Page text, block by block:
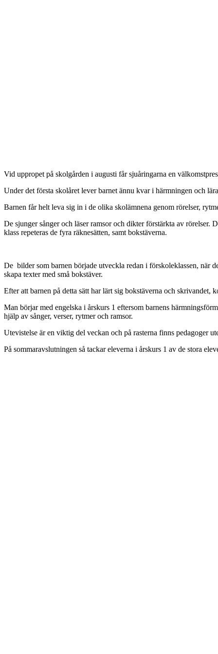
Vid uppropet på skolgården i augusti får sjuåringarna en
Under det första skolåret lever barnet ännu kvar i härmningen och
Barnen får helt leva sig in i de olika skolämnena genom rörelser,
De sjunger sånger och läser ramsor och dikter förstärkta av
klass repeteras de fyra räknesätten, samt bokstäverna.
De bilder som barnen började utveckla redan i förskoleklassen, när
skapa texter med små bokstäver.
Efter att barnen på detta sätt har lärt sig bokstäverna och skrivandet,
Man börjar med engelska i årskurs 1 eftersom barnens
hjälp av sånger, verser, rytmer och ramsor.
Utevistelse är en viktig del veckan och på rasterna finns pedagoger
På sommaravslutningen så tackar eleverna i årskurs 1 av de stora